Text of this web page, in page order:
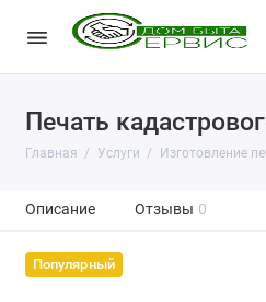
Печать
Главная Услуги Изготовление
Описание Отзывы 0
Популярный